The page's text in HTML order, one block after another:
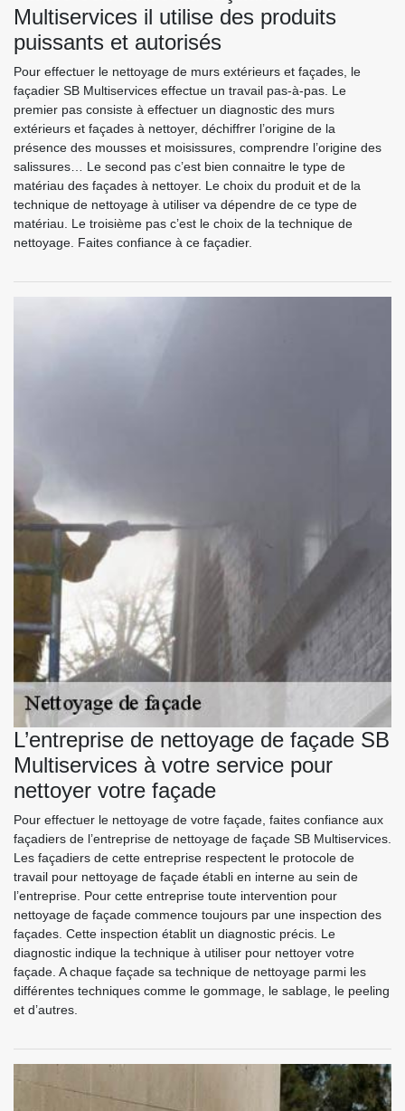
Multiservices il utilise des produits
puissants et autorisés
Pour effectuer le nettoyage de murs extérieurs et façades, le
façadier SB Multiservices effectue un travail pas-à-pas. Le
premier pas consiste à effectuer un diagnostic des murs
extérieurs et façades à nettoyer, déchiffrer l’origine de la
présence des mousses et moisissures, comprendre l’origine des
salissures… Le second pas c’est bien connaitre le type de
matériau des façades à nettoyer. Le choix du produit et de la
technique de nettoyage à utiliser va dépendre de ce type de
matériau. Le troisième pas c’est le choix de la technique de
nettoyage. Faites confiance à ce façadier.
L’entreprise de nettoyage de façade SB
Multiservices à votre service pour
nettoyer votre façade
Pour effectuer le nettoyage de votre façade, faites confiance aux
façadiers de l’entreprise de nettoyage de façade SB Multiservices.
Les façadiers de cette entreprise respectent le protocole de
travail pour nettoyage de façade établi en interne au sein de
l’entreprise. Pour cette entreprise toute intervention pour
nettoyage de façade commence toujours par une inspection des
façades. Cette inspection établit un diagnostic précis. Le
diagnostic indique la technique à utiliser pour nettoyer votre
façade. A chaque façade sa technique de nettoyage parmi les
différentes techniques comme le gommage, le sablage, le peeling
et d’autres.